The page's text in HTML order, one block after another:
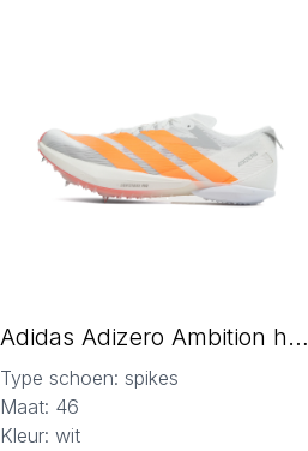
Adidas Adizero Ambition hardloopschoenen wit
Type schoen: spikes
Maat: 46
Kleur: wit